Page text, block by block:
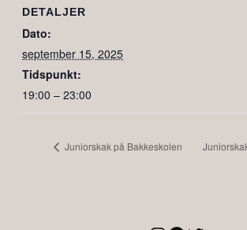
DETALJER
Dato:
september 15, 2025
Tidspunkt:
19:00 – 23:00
Juniorskak på Bakkeskolen